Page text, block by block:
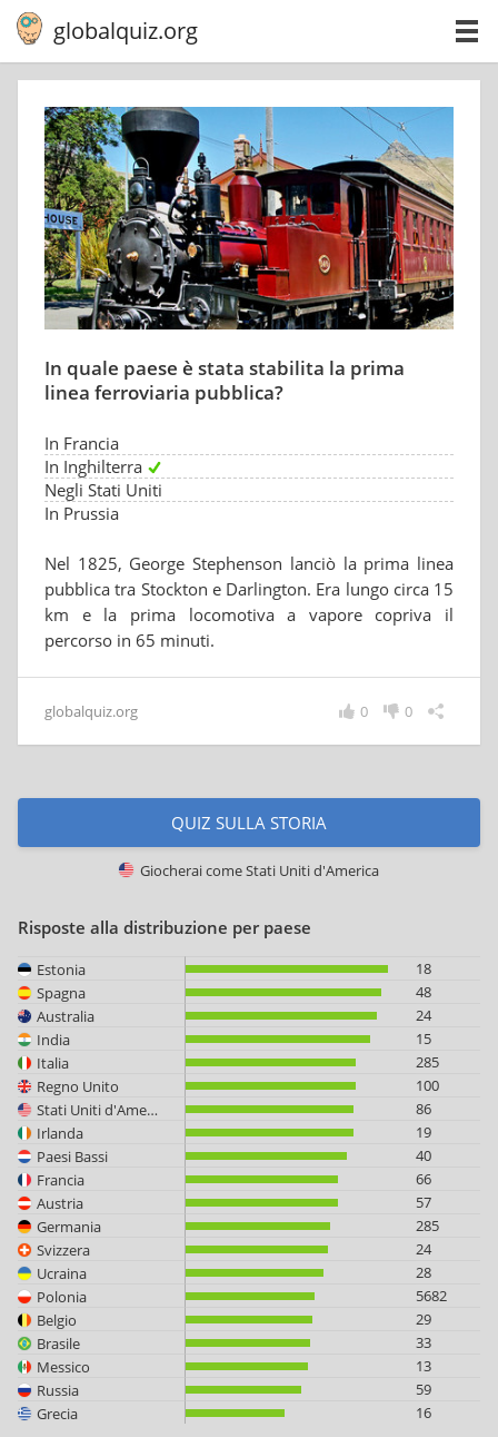
globalquiz.org
In quale paese è stata stabilita la prima
linea ferroviaria pubblica?
In Francia
In Inghilterra
Negli Stati Uniti
In Prussia
Nel 1825, George Stephenson lanciò la prima linea
pubblica tra Stockton e Darlington. Era lungo circa 15
km e la prima locomotiva a vapore copriva il
percorso in 65 minuti.
globalquiz.org 0
0
QUIZ SULLA STORIA
Giocherai comeStati Uniti d'America
Risposte alla distribuzione per paese
Estonia
18
Spagna
48
Australia
24
India
15
Italia
285
Regno Unito
100
Stati Uniti d'America
86
Irlanda
19
Paesi Bassi
40
Francia
66
Austria
57
Germania
285
Svizzera
24
Ucraina
28
Polonia
5682
Belgio
29
Brasile
33
Messico
13
Russia
59
Grecia
16